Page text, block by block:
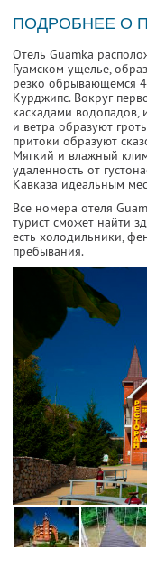
ПОДРОБНЕЕ О
Отель Guamka
Гуамском ущелье,
резко обрывающемся
Курджипс. Вокруг
каскадами
и ветра образуют
притоки образуют
Мягкий и влажный
удаленность от
Кавказа идеальным
Все номера отеля
турист сможет найти
есть холодильники,
пребывания.